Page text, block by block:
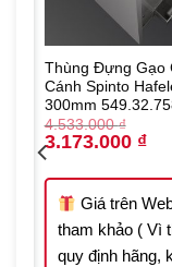
Thùng Đựng Gạo
Cánh Spinto
300mm
4.533.000₫
Original
price
4.533.000 ₫.
3.173.000 ₫
Giá trên
tham khảo ( Vì
quy định hãng,